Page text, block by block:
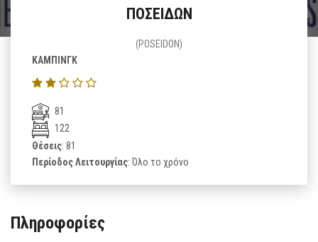
ΠΟΣΕΙΔΩΝ
(POSEIDON)
ΚΑΜΠΙΝΓΚ
81
122
Θέσεις: 81
Περίοδος Λειτουργίας: Όλο το χρόνο
Πληροφορίες